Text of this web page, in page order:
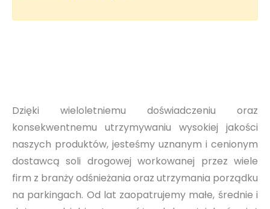
Dzięki wieloletniemu doświadczeniu oraz
konsekwentnemu utrzymywaniu wysokiej jakości
naszych produktów, jesteśmy uznanym i cenionym
dostawcą soli drogowej workowanej przez wiele
firm z branży odśnieżania oraz utrzymania porządku
na parkingach. Od lat zaopatrujemy małe, średnie i